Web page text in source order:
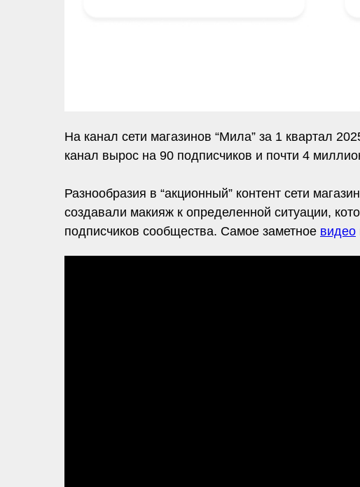
На канал сети магазинов “Мила” за 1 квартал
канал вырос на 90 подписчиков и почти 4
Разнообразия в “акционный” контент сети
создавали макияж к определенной ситуации,
подписчиков сообщества. Самое заметное видео